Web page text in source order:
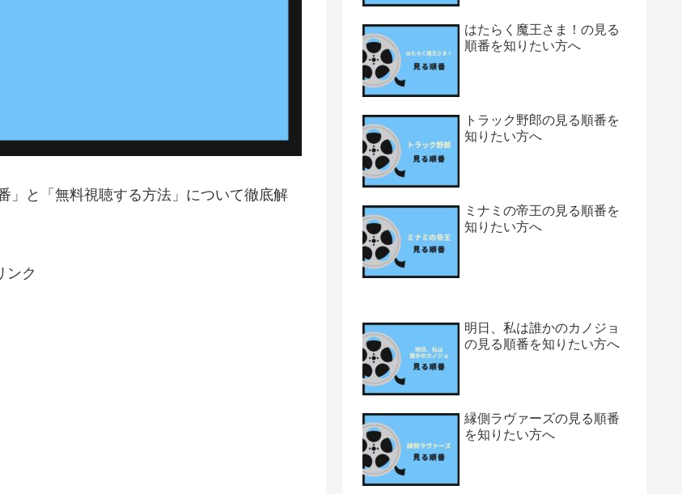
」と「無料視聴する方法」について徹底解
ンク
はたらく魔王さま！の見る
順番を知りたい方へ
トラック野郎の見る順番を
知りたい方へ
ミナミの帝王の見る順番を
知りたい方へ
明日、私は誰かのカノジョ
の見る順番を知りたい方へ
縁側ラヴァーズの見る順番
を知りたい方へ